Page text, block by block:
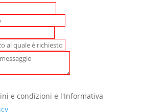
e condizioni e l'Informativa